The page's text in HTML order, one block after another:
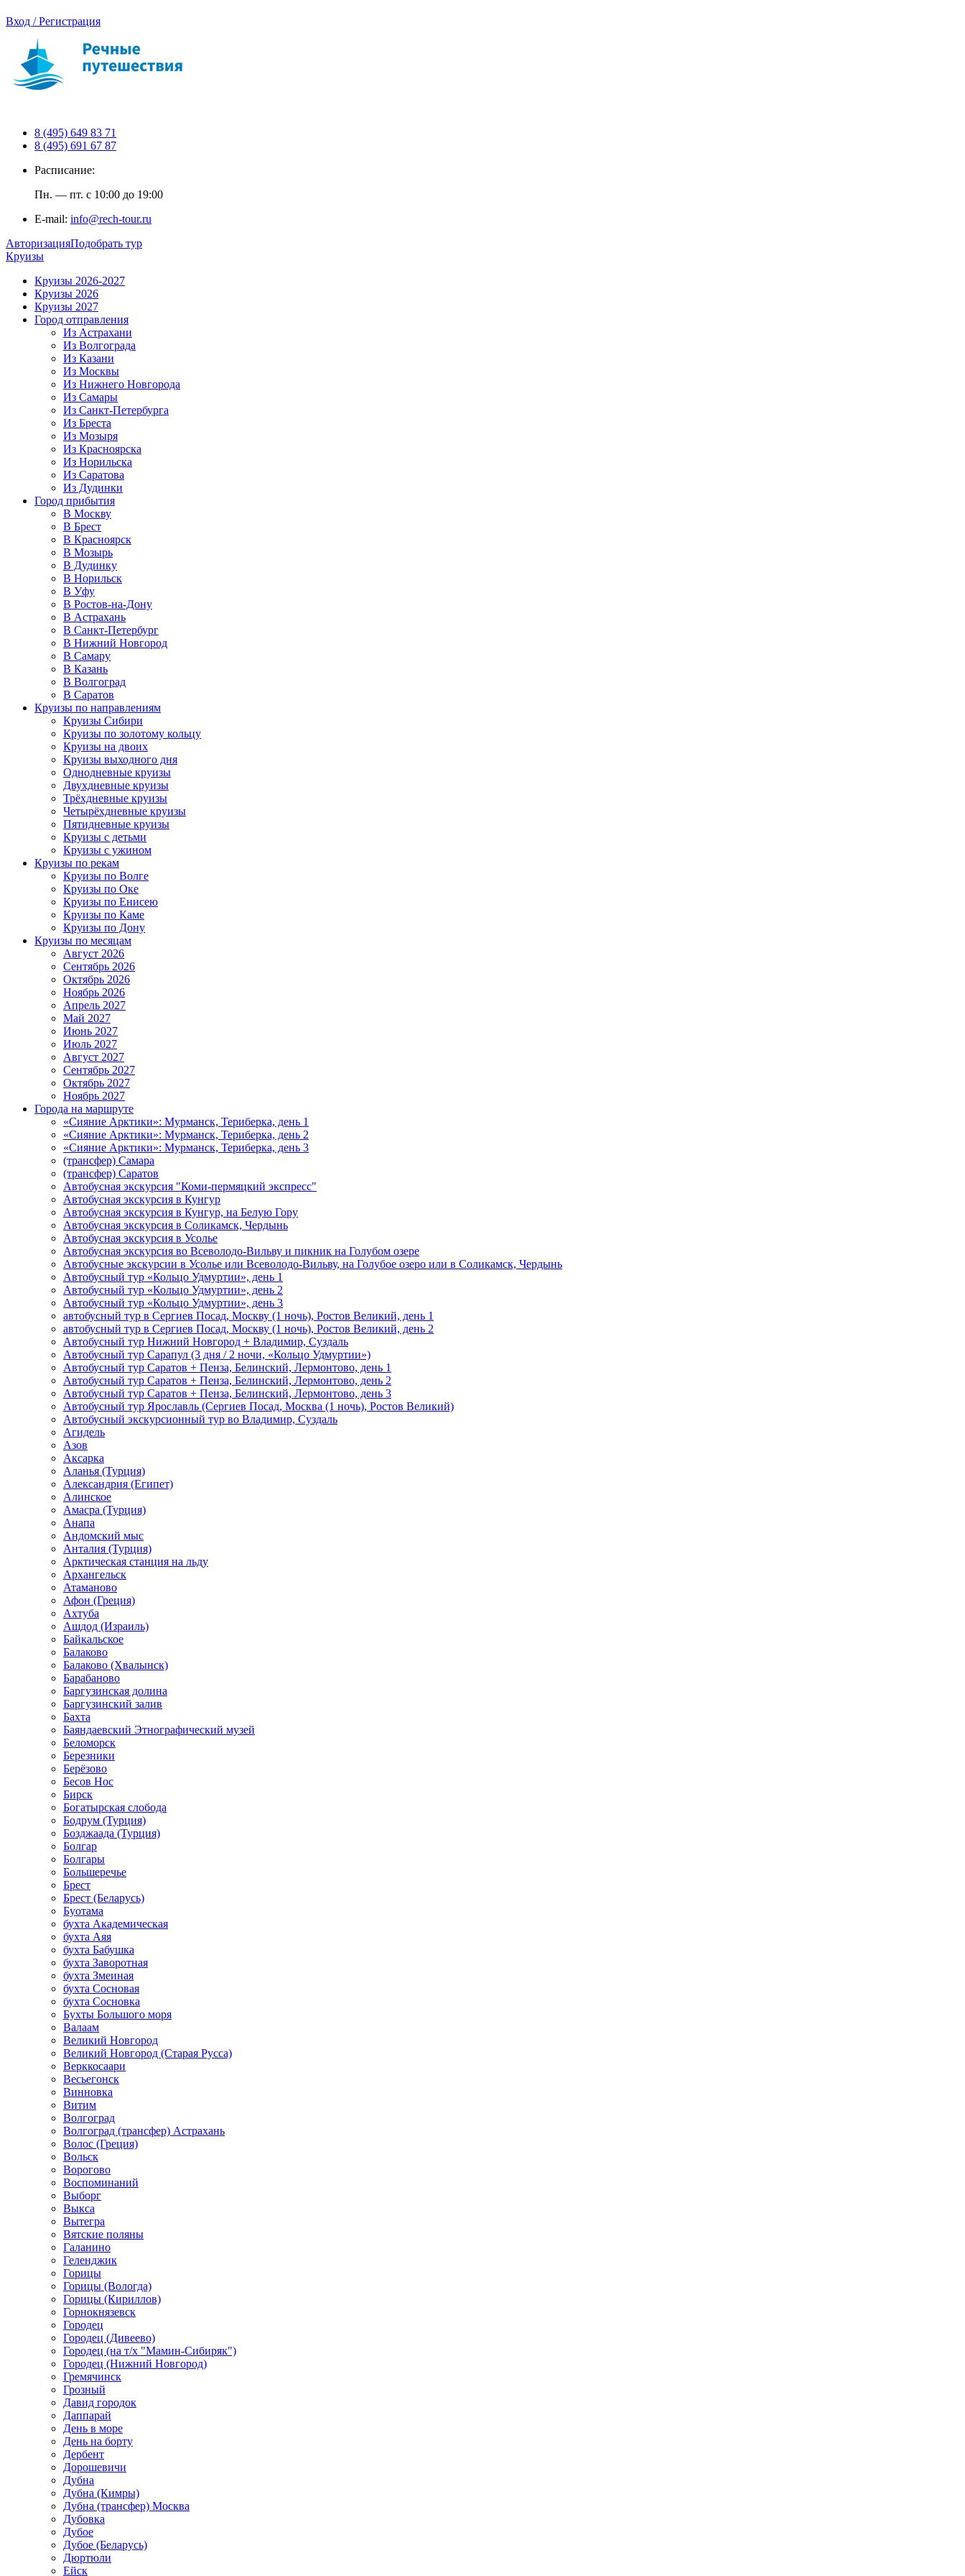
Вход / Регистрация
8 (495) 649 83 71
8 (495) 691 67 87
Расписание:
Пн. — пт. с 10:00 до 19:00
E-mail: info@rech-tour.ru
АвторизацияПодобрать тур
Круизы
Круизы 2026-2027
Круизы 2026
Круизы 2027
Город отправления
Из Астрахани
Из Волгограда
Из Казани
Из Москвы
Из Нижнего Новгорода
Из Самары
Из Санкт-Петербурга
Из Бреста
Из Мозыря
Из Красноярска
Из Норильска
Из Саратова
Из Дудинки
Город прибытия
В Москву
В Брест
В Красноярск
В Мозырь
В Дудинку
В Норильск
В Уфу
В Ростов-на-Дону
В Астрахань
В Санкт-Петербург
В Нижний Новгород
В Самару
В Казань
В Волгоград
В Саратов
Круизы по направлениям
Круизы Сибири
Круизы по золотому кольцу
Круизы на двоих
Круизы выходного дня
Однодневные круизы
Двухдневные круизы
Трёхдневные круизы
Четырёхдневные круизы
Пятидневные круизы
Круизы с детьми
Круизы с ужином
Круизы по рекам
Круизы по Волге
Круизы по Оке
Круизы по Енисею
Круизы по Каме
Круизы по Дону
Круизы по месяцам
Август 2026
Сентябрь 2026
Октябрь 2026
Ноябрь 2026
Апрель 2027
Май 2027
Июнь 2027
Июль 2027
Август 2027
Сентябрь 2027
Октябрь 2027
Ноябрь 2027
Города на маршруте
«Сияние Арктики»: Мурманск, Териберка, день 1
«Сияние Арктики»: Мурманск, Териберка, день 2
«Сияние Арктики»: Мурманск, Териберка, день 3
(трансфер) Самара
(трансфер) Саратов
Автобусная экскурсия "Коми-пермяцкий экспресс"
Автобусная экскурсия в Кунгур
Автобусная экскурсия в Кунгур, на Белую Гору
Автобусная экскурсия в Соликамск, Чердынь
Автобусная экскурсия в Усолье
Автобусная экскурсия во Всеволодо-Вильву и пикник на Голубом озере
Автобусные экскурсии в Усолье или Всеволодо-Вильву, на Голубое озеро или в Соликамск, Чердынь
Автобусный тур «Кольцо Удмуртии», день 1
Автобусный тур «Кольцо Удмуртии», день 2
Автобусный тур «Кольцо Удмуртии», день 3
автобусный тур в Сергиев Посад, Москву (1 ночь), Ростов Великий, день 1
автобусный тур в Сергиев Посад, Москву (1 ночь), Ростов Великий, день 2
Автобусный тур Нижний Новгород + Владимир, Суздаль
Автобусный тур Сарапул (3 дня / 2 ночи, «Кольцо Удмуртии»)
Автобусный тур Саратов + Пенза, Белинский, Лермонтово, день 1
Автобусный тур Саратов + Пенза, Белинский, Лермонтово, день 2
Автобусный тур Саратов + Пенза, Белинский, Лермонтово, день 3
Автобусный тур Ярославль (Сергиев Посад, Москва (1 ночь), Ростов Великий)
Автобусный экскурсионный тур во Владимир, Суздаль
Агидель
Азов
Аксарка
Аланья (Турция)
Александрия (Египет)
Алинское
Амасра (Турция)
Анапа
Андомский мыс
Анталия (Турция)
Арктическая станция на льду
Архангельск
Атаманово
Афон (Греция)
Ахтуба
Ашдод (Израиль)
Байкальское
Балаково
Балаково (Хвалынск)
Барабаново
Баргузинская долина
Баргузинский залив
Бахта
Баяндаевский Этнографический музей
Беломорск
Березники
Берёзово
Бесов Нос
Бирск
Богатырская слобода
Бодрум (Турция)
Бозджаада (Турция)
Болгар
Болгары
Большеречье
Брест
Брест (Беларусь)
Буотама
бухта Академическая
бухта Аяя
бухта Бабушка
бухта Заворотная
бухта Змеиная
бухта Сосновая
бухта Сосновка
Бухты Большого моря
Валаам
Великий Новгород
Великий Новгород (Старая Русса)
Верккосаари
Весьегонск
Винновка
Витим
Волгоград
Волгоград (трансфер) Астрахань
Волос (Греция)
Вольск
Ворогово
Воспоминаний
Выборг
Выкса
Вытегра
Вятские поляны
Галанино
Геленджик
Горицы
Горицы (Вологда)
Горицы (Кириллов)
Горнокнязевск
Городец
Городец (Дивеево)
Городец (на т/х "Мамин-Сибиряк")
Городец (Нижний Новгород)
Гремячинск
Грозный
Давид городок
Даппарай
День в море
День на борту
Дербент
Дорошевичи
Дубна
Дубна (Кимры)
Дубна (трансфер) Москва
Дубовка
Дубое
Дубое (Беларусь)
Дюртюли
Ейск